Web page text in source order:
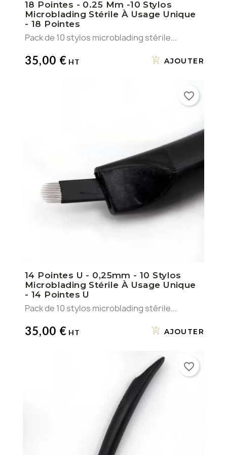
18 Pointes - 0.25 Mm -10 Stylos
Microblading Stérile À Usage Unique
- 18 Pointes
Pack de 10 stylos microblading stérile...
35,00 € AJOUTER
14 Pointes U - 0,25mm - 10 Stylos
Microblading Stérile À Usage Unique
- 14 Pointes U
Pack de 10 stylos microblading stérile...
35,00 € AJOUTER
favorite_border
favorite_border